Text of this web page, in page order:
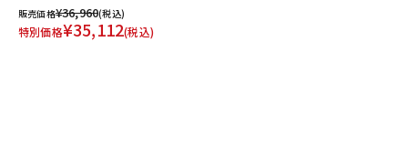
販売価格¥36,960(税込)
特別価格¥35,112(税込)